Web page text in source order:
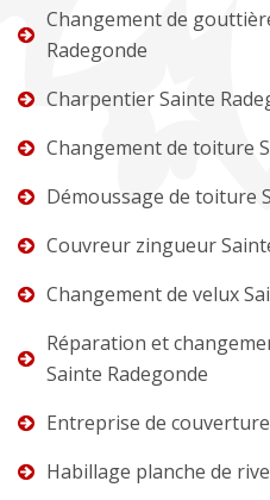
Changement de
Radegonde
Charpentier Sainte
Changement de toiture
Démoussage de toiture
Couvreur zingueur
Changement de velux
Réparation et
Sainte Radegonde
Entreprise de
Habillage planche de